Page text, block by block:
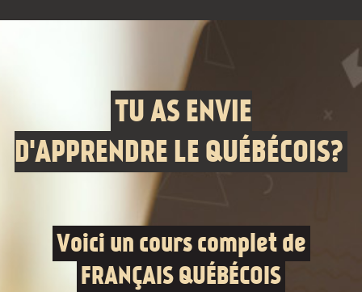
TU AS ENVIE
D'APPRENDRE LE QUÉBÉCOIS?
Voici un cours complet de
FRANÇAIS QUÉBÉCOIS